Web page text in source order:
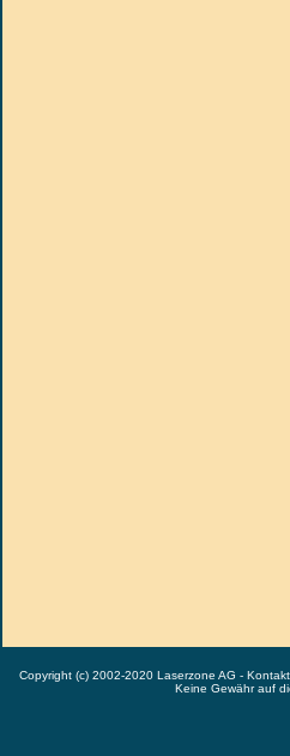
Copyright (c) 2002-2020 Laserzone AG -
Keine Gewähr auf